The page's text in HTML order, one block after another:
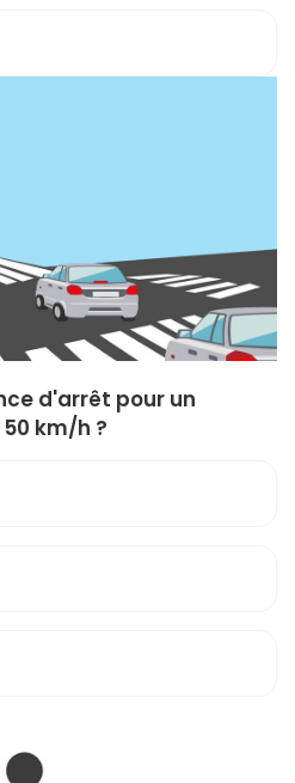
d'arrêt pour un
km/h ?